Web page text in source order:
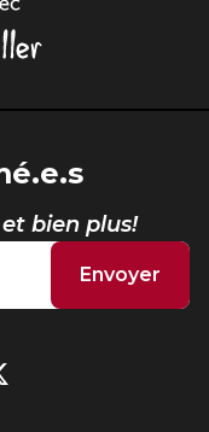
bien plus!
Envoyer